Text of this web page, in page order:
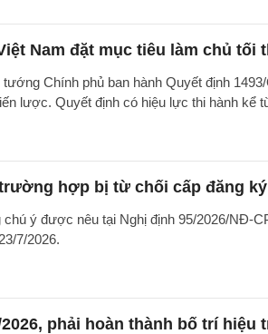
Nam đặt mục tiêu làm chủ
tướng Chính phủ ban hành Quyết định
lược. Quyết định có hiệu lực thi hành kể
trường hợp bị từ chối cấp đăng
ý được nêu tại Nghị định 95/2026/NĐ-
7/2026.
2026, phải hoàn thành bố trí